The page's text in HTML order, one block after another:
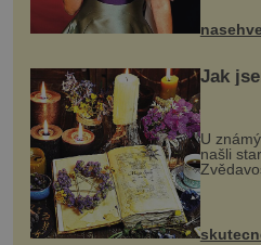
Jak
U
našli
jsem si
na
změnil v